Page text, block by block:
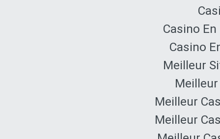
Casino
Casino
Meilleur
Meilleur
Meilleur